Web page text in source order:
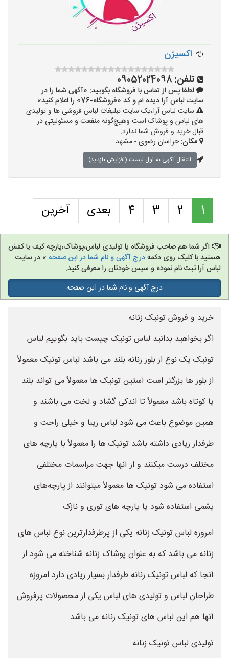
اکسیژن
تلفن: 09052024098
لطفا پس از تماس با فروشگاه بگویید: «آگهی شما را در
سایت لباس آرا دیده ام و کد «فروشگاه-76» را اعلام کنید»
سایت لباس آرا،یک سایت تبلیغات لباس فروشی ها و تولیدی
های لباس و پوشاک است وهیچ‌گونه منفعت و مسئولیتی در
قبال خرید و فروش شما ندارد.
مکان:خراسان رضوی - مشهد
انتقال آگهی به اول لیست (افزایش بازدید)
1
2
3
4 بعدی آخرین
اگر شما هم صاحب فروشگاه یا تولیدی لباس،پوشاک،پارچه کیف یا کفش
هستید با کلیک روی دکمهدرج آگهی و نام شما در این صفحه » در سایت
لباس آرا ثبت نام نموده و سپس خودتان را معرفی کنید.
درج آگهی و نام شما در این صفحه
خرید و فروش تونیک زنانه
اگر بخواهید بدانید لباس تونیک چیست باید بگوییم لباس
تونیک یک نوع از بلوز زنانه بلند می باشد لباس تونیک معمولاً
از بلوز ها بزرگتر است آستین تونیک ها معمولاً می تواند بلند
یا کوتاه باشد معمولاً تا اندکی گشاد و لخت می باشند و
همین موضوع باعث می شود لباس زیبا و خیلی راحت و
طرفدار زیادی داشته باشد تونیک ها را معمولاً با پارچه های
مختلف درست میکنند و از آنها جهت مراسمات مختلفی
استفاده می شود تونیک ها معمولاً میتوانند از پارچه‌های
پشمی استفاده شود یا پارچه های توری و نازک
امروزه لباس تونیک زنانه یکی از پرطرفدارترین نوع لباس های
زنانه می باشد که به عنوان پوشاک زنانه شناخته می شود از
آنجا که لباس تونیک زنانه طرفدار بسیار زیادی دارد امروزه
طراحان لباس و تولیدی های لباس یکی از محصولات پرفروش
آنها هم این لباس های تونیک زنانه می باشد
تولیدی لباس تونیک زنانه